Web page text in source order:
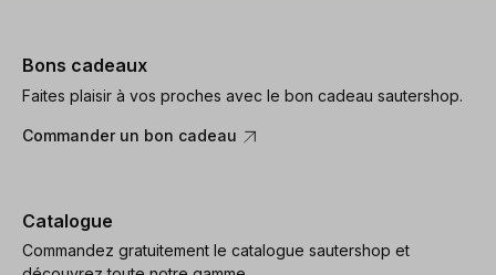
Bons cadeaux
Faites plaisir à vos proches avec le bon cadeau sautershop.
Commander un bon cadeau
Catalogue
Commandez gratuitement le catalogue sautershop et